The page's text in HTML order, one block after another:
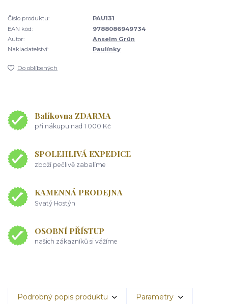
Číslo produktu:
PAU131
EAN kód:
9788086949734
Autor:
Anselm Grün
Nakladatelství:
Paulínky
Do oblíbených
Balíkovna ZDARMA
při nákupu nad 1 000 Kč
SPOLEHLIVÁ EXPEDICE
zboží pečlivě zabalíme
KAMENNÁ PRODEJNA
Svatý Hostýn
OSOBNÍ PŘÍSTUP
našich zákazníků si vážíme
Podrobný popis produktu Parametry